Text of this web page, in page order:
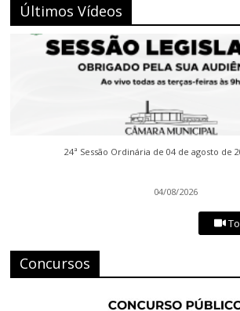
Últimos Vídeos
24ª Sessão Ordinária de 04 de agosto de
04/08/2026
Concursos